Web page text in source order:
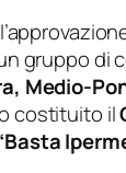
gruppo di
Medio-
costituito il